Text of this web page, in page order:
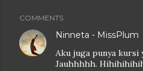
COMMENTS
Ninneta - MissPlum
Aku juga punya kursi
Jauhhhhh.